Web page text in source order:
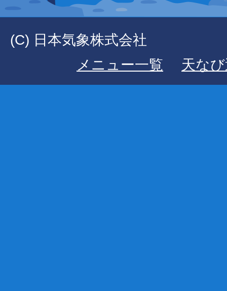
(C) 日本気象株式会社
メニュー一覧
天な